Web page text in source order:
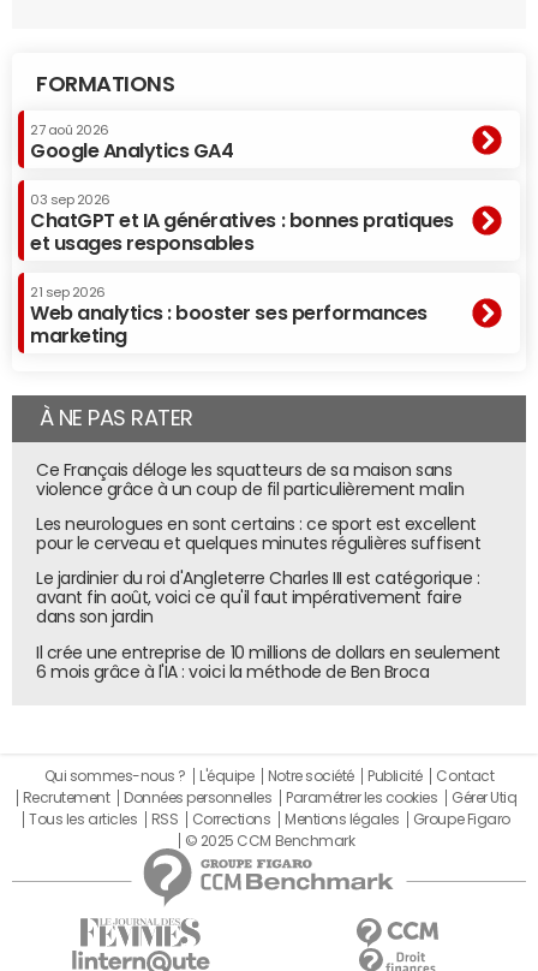
FORMATIONS
27 aoû 2026
Google Analytics GA4
03 sep 2026
ChatGPT et IA génératives : bonnes pratiques
et usages responsables
21 sep 2026
Web analytics : booster ses performances
marketing
À NE PAS RATER
Ce Français déloge les squatteurs de sa maison sans
violence grâce à un coup de fil particulièrement malin
Les neurologues en sont certains : ce sport est excellent
pour le cerveau et quelques minutes régulières suffisent
Le jardinier du roi d'Angleterre Charles III est catégorique :
avant fin août, voici ce qu'il faut impérativement faire
dans son jardin
Il crée une entreprise de 10 millions de dollars en seulement
6 mois grâce à l'IA : voici la méthode de Ben Broca
Qui sommes-nous ? L'équipe Notre société Publicité
Contact
Recrutement
Données personnelles Paramétrer les cookies
Gérer Utiq
Tous les articles
RSS Corrections Mentions légales
Groupe Figaro
© 2025 CCM Benchmark